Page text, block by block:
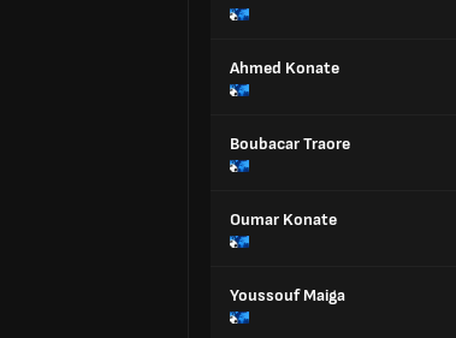
Ahmed Konate
Boubacar Traore
Oumar Konate
Youssouf Maiga